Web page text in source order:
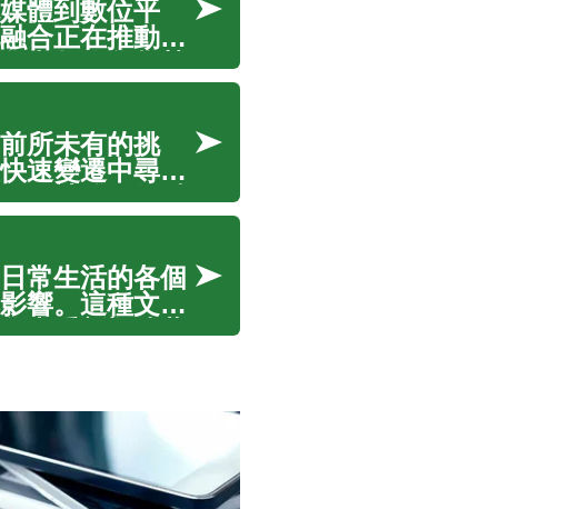
體到數位平
合正在推動整
和數位化趨勢
重新塑造了娛
所未有的挑
速變遷中尋求
同社群間的融
文化保存不僅
常生活的各個
響。這種文化
中重新塑造著